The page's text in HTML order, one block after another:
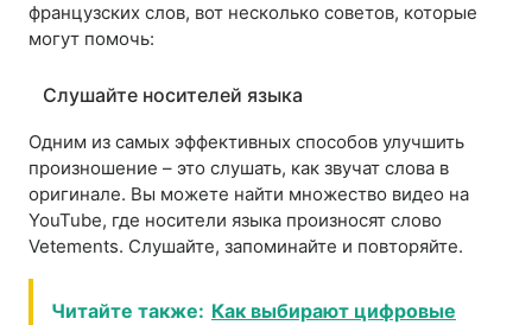
французских слов, вот несколько советов, которые
могут помочь:
Слушайте носителей языка
Одним из самых эффективных способов улучшить
произношение – это слушать, как звучат слова в
оригинале. Вы можете найти множество видео на
YouTube, где носители языка произносят слово
Vetements. Слушайте, запоминайте и повторяйте.
Читайте также: Как выбирают цифровые